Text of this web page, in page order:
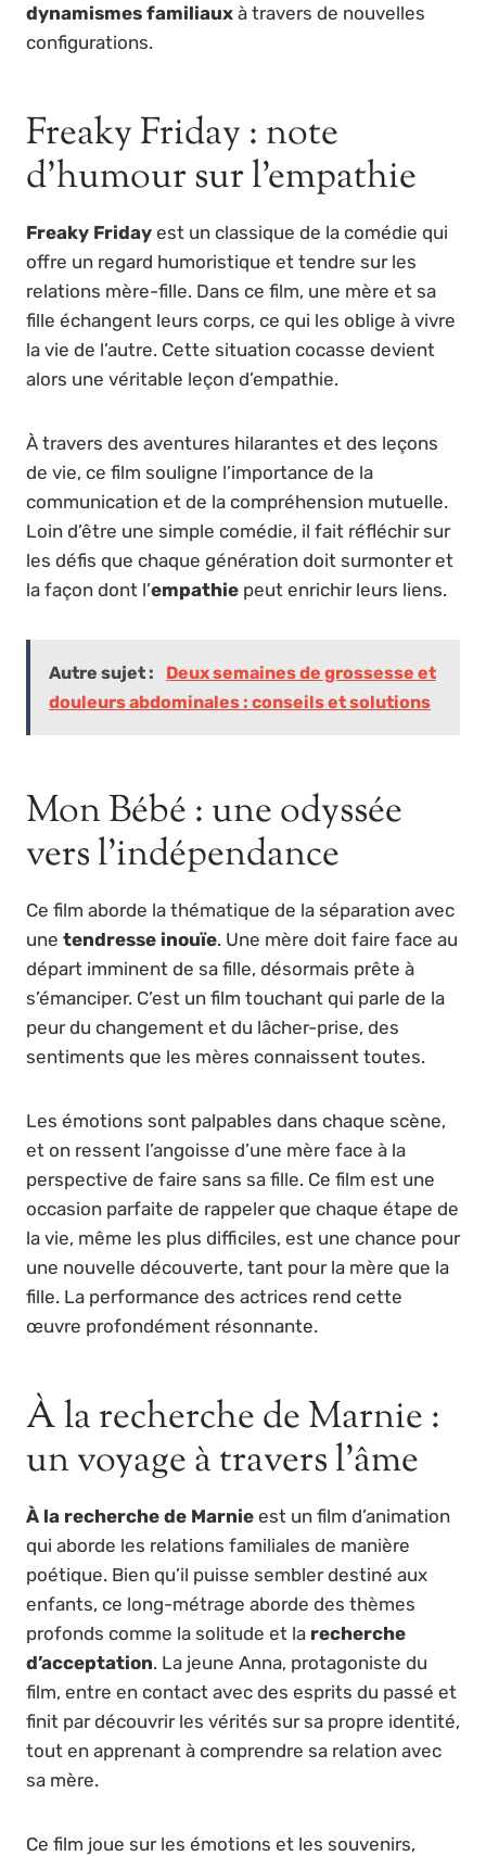
dynamismes familiaux à travers de nouvelles
configurations.
Freaky Friday : note
d’humour sur l’empathie
Freaky Friday est un classique de la comédie qui
offre un regard humoristique et tendre sur les
relations mère-fille. Dans ce film, une mère et sa
fille échangent leurs corps, ce qui les oblige à vivre
la vie de l’autre. Cette situation cocasse devient
alors une véritable leçon d’empathie.
À travers des aventures hilarantes et des leçons
de vie, ce film souligne l’importance de la
communication et de la compréhension mutuelle.
Loin d’être une simple comédie, il fait réfléchir sur
les défis que chaque génération doit surmonter et
la façon dont l’empathie peut enrichir leurs liens.
Autre sujet :
Deux semaines de grossesse et
douleurs abdominales : conseils et solutions
Mon Bébé : une odyssée
vers l’indépendance
Ce film aborde la thématique de la séparation avec
une tendresse inouïe. Une mère doit faire face au
départ imminent de sa fille, désormais prête à
s’émanciper. C’est un film touchant qui parle de la
peur du changement et du lâcher-prise, des
sentiments que les mères connaissent toutes.
Les émotions sont palpables dans chaque scène,
et on ressent l’angoisse d’une mère face à la
perspective de faire sans sa fille. Ce film est une
occasion parfaite de rappeler que chaque étape de
la vie, même les plus difficiles, est une chance pour
une nouvelle découverte, tant pour la mère que la
fille. La performance des actrices rend cette
œuvre profondément résonnante.
À la recherche de Marnie :
un voyage à travers l’âme
À la recherche de Marnie est un film d’animation
qui aborde les relations familiales de manière
poétique. Bien qu’il puisse sembler destiné aux
enfants, ce long-métrage aborde des thèmes
profonds comme la solitude et la recherche
d’acceptation. La jeune Anna, protagoniste du
film, entre en contact avec des esprits du passé et
finit par découvrir les vérités sur sa propre identité,
tout en apprenant à comprendre sa relation avec
sa mère.
Ce film joue sur les émotions et les souvenirs,